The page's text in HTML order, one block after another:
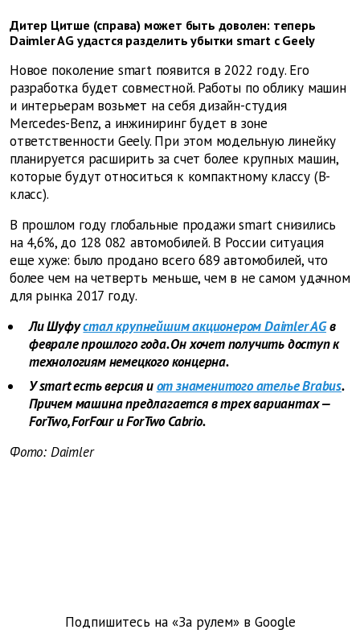
Дитер Цитше (справа) может быть доволен: теперь
Daimler AG удастся разделить убытки smart с Geely
Новое поколение smart появится в 2022 году. Его
разработка будет совместной. Работы по облику машин
и интерьерам возьмет на себя дизайн-студия
Mercedes-Benz, а инжиниринг будет в зоне
ответственности Geely. При этом модельную линейку
планируется расширить за счет более крупных машин,
которые будут относиться к компактному классу (В-
класс).
В прошлом году глобальные продажи smart снизились
на 4,6%, до 128 082 автомобилей. В России ситуация
еще хуже: было продано всего 689 автомобилей, что
более чем на четверть меньше, чем в не самом удачном
для рынка 2017 году.
Ли Шуфустал крупнейшим акционером Daimler AGв
феврале прошлого года. Он хочет получить доступ к
технологиям немецкого концерна.
У smart есть версия иот знаменитого ателье Brabus.
Причем машина предлагается в трех вариантах —
ForTwo, ForFour и ForTwo Cabrio.
Фото: Daimler
Подпишитесь на «За рулем» в Google